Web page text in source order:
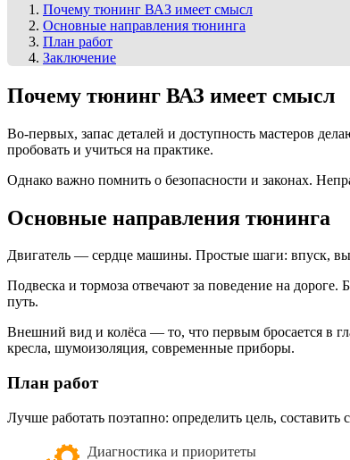
Почему тюнинг ВАЗ имеет смысл
Основные направления тюнинга
План работ
Заключение
Почему тюнинг ВАЗ имеет смысл
Во-первых, запас деталей и доступность мастеров
пробовать и учиться на практике.
Однако важно помнить о безопасности и законах.
Основные направления тюнинга
Двигатель — сердце машины. Простые шаги: впуск,
Подвеска и тормоза отвечают за поведение на
путь.
Внешний вид и колёса — то, что первым бросается в
кресла, шумоизоляция, современные приборы.
План работ
Лучше работать поэтапно: определить цель,
Диагностика и приоритеты